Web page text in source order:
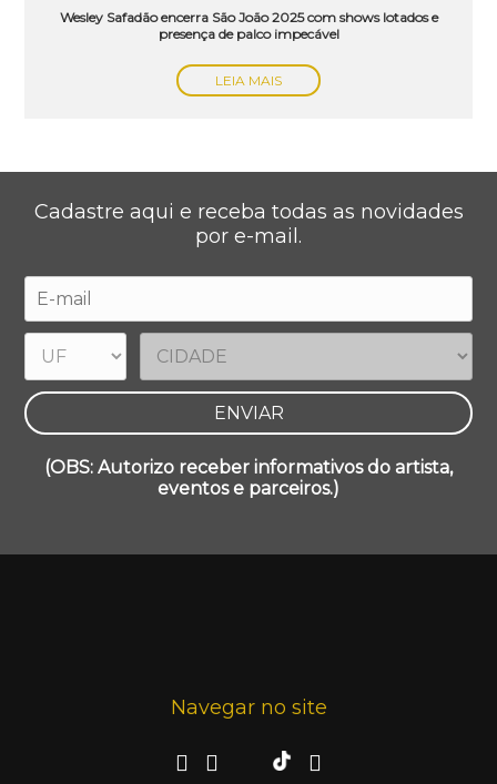
Wesley Safadão encerra São João 2025 com shows lotados e
presença de palco impecável
LEIA MAIS
Cadastre aqui e receba todas as novidades
por e-mail.
(OBS: Autorizo receber informativos do artista,
eventos e parceiros.)
Navegar no site